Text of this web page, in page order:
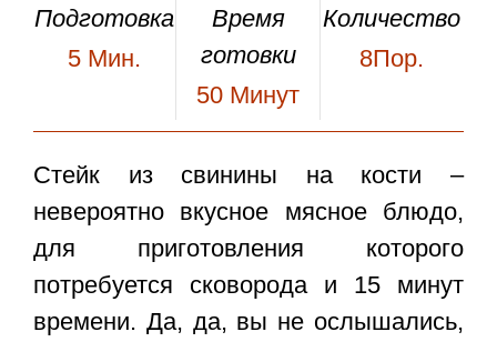
Подготовка
5 Мин.
Время
готовки
50 Минут
Количество
8Пор.
Стейк из свинины на кости –
невероятно вкусное мясное блюдо,
для приготовления которого
потребуется сковорода и 15 минут
времени. Да, да, вы не ослышались,